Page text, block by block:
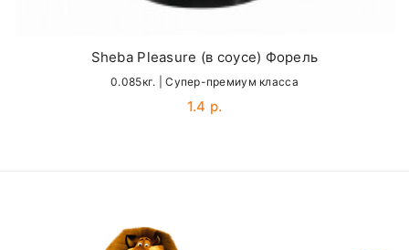
Sheba Pleasure (в соусе) Форель
0.085кг. | Cупер-премиум класса
1.4 р.